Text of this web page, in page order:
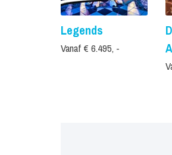
Legends
Vanaf € 6.495, -